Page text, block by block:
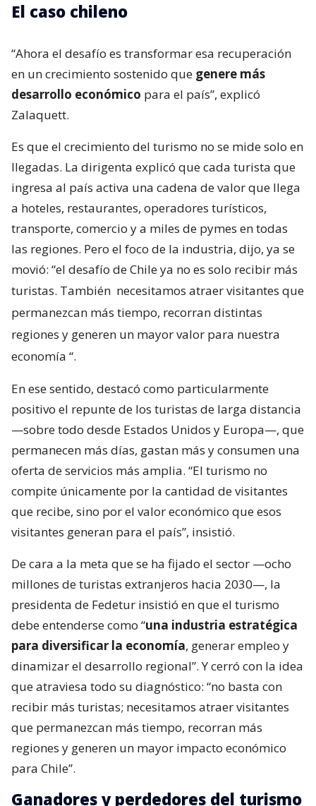
El caso chileno
“Ahora el desafío es transformar esa recuperación
en un crecimiento sostenido que genere más
desarrollo económico para el país”, explicó
Zalaquett.
Es que el crecimiento del turismo no se mide solo en
llegadas. La dirigenta explicó que cada turista que
ingresa al país activa una cadena de valor que llega
a hoteles, restaurantes, operadores turísticos,
transporte, comercio y a miles de pymes en todas
las regiones. Pero el foco de la industria, dijo, ya se
movió: “el desafío de Chile ya no es solo recibir más
turistas. También necesitamos atraer visitantes que
permanezcan más tiempo, recorran distintas
regiones y generen un mayor valor para nuestra
economía “.
En ese sentido, destacó como particularmente
positivo el repunte de los turistas de larga distancia
—sobre todo desde Estados Unidos y Europa—, que
permanecen más días, gastan más y consumen una
oferta de servicios más amplia. “El turismo no
compite únicamente por la cantidad de visitantes
que recibe, sino por el valor económico que esos
visitantes generan para el país”, insistió.
De cara a la meta que se ha fijado el sector —ocho
millones de turistas extranjeros hacia 2030—, la
presidenta de Fedetur insistió en que el turismo
debe entenderse como “una industria estratégica
para diversificar la economía, generar empleo y
dinamizar el desarrollo regional”. Y cerró con la idea
que atraviesa todo su diagnóstico: “no basta con
recibir más turistas; necesitamos atraer visitantes
que permanezcan más tiempo, recorran más
regiones y generen un mayor impacto económico
para Chile”.
Ganadores y perdedores del turismo